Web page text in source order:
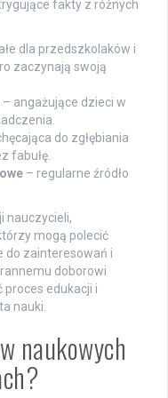
fakty z różnych
dla przedszkolaków i
zaczynają swoją
– angażujące dzieci w
do zgłębiania
fabułę.
– regularne źródło
nauczycieli,
mogą polecić
do zainteresowań i
doborowi
edukacji i
nauki.
naukowych